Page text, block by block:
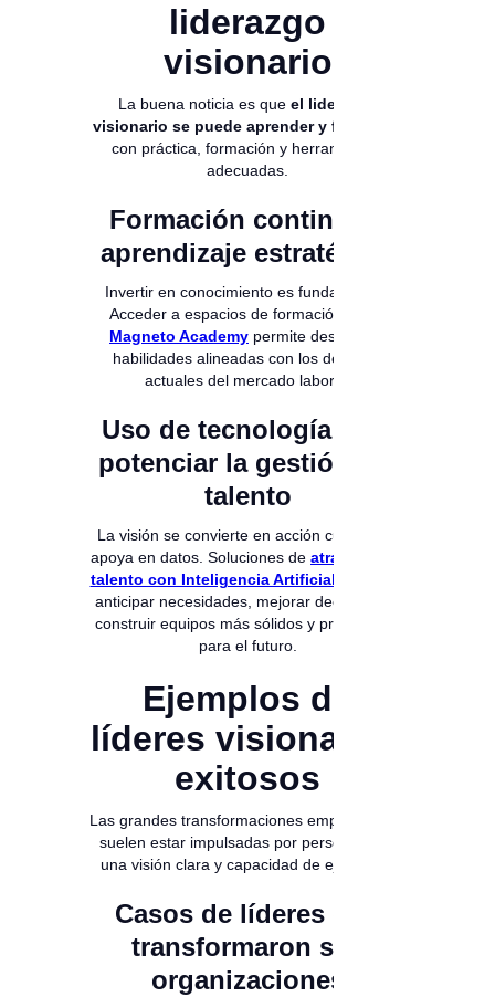
liderazgo
visionario
La buena noticia es que el liderazgo
visionario se puede aprender y fortalecer
con práctica, formación y herramientas
adecuadas.
Formación continua y
aprendizaje estratégico
Invertir en conocimiento es fundamental.
Acceder a espacios de formación como
Magneto Academy permite desarrollar
habilidades alineadas con los desafíos
actuales del mercado laboral.
Uso de tecnología para
potenciar la gestión del
talento
La visión se convierte en acción cuando se
apoya en datos. Soluciones de atracción de
talento con Inteligencia Artificial
anticipar necesidades, mejorar decisiones y
construir equipos más sólidos y preparados
para el futuro.
Ejemplos de
líderes visionarios
exitosos
Las grandes transformaciones empresariales
suelen estar impulsadas por personas con
una visión clara y capacidad de ejecución.
Casos de líderes que
transformaron sus
organizaciones